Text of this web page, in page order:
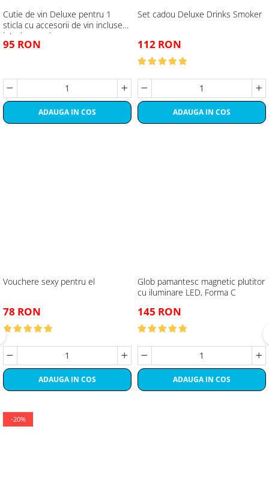
Cutie de vin Deluxe pentru 1
sticla cu accesorii de vin incluse
interior oranj
95 RON
ADAUGA IN COS
Set cadou Deluxe Drinks Smoker
112 RON
ADAUGA IN COS
Vouchere sexy pentru el
78 RON
ADAUGA IN COS
Glob pamantesc magnetic plutitor
cu iluminare LED, Forma C
145 RON
ADAUGA IN COS
-20%